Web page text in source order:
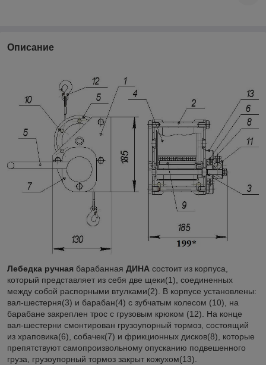
Описание
Лебедка ручная барабанная ДИНА состоит из корпуса,
который представляет из себя две щеки(1), соединенных
между собой распорными втулками(2). В корпусе установлены:
вал-шестерня(3) и барабан(4) с зубчатым колесом (10), на
барабане закреплен трос с грузовым крюком (12). На конце
вал-шестерни смонтирован грузоупорный тормоз, состоящий
из храповика(6), собачек(7) и фрикционных дисков(8), которые
препятствуют самопроизвольному опусканию подвешенного
груза, грузоупорный тормоз закрыт кожухом(13).